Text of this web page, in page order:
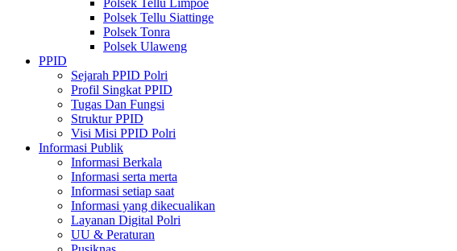
Polsek Tellu Limpoe
Polsek Tellu Siattinge
Polsek Tonra
Polsek Ulaweng
PPID
Sejarah PPID Polri
Profil Singkat PPID
Tugas Dan Fungsi
Struktur PPID
Visi Misi PPID Polri
Informasi Publik
Informasi Berkala
Informasi serta merta
Informasi setiap saat
Informasi yang dikecualikan
Layanan Digital Polri
UU & Peraturan